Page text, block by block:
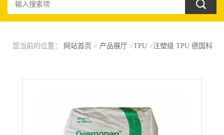
您当前的位置： 网站首页 > 产品展厅>TPU>注塑级 TPU 德国科